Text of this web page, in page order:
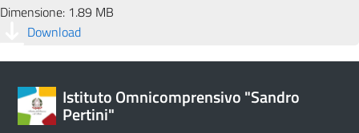
Dimensione: 1.89 MB
Download
Istituto Omnicomprensivo "Sandro
Pertini"